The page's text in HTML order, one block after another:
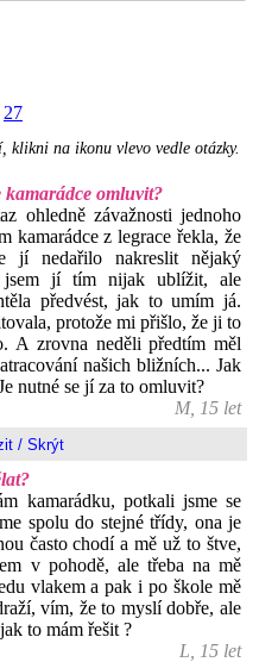
27
klikni na ikonu vlevo vedle otázky.
kamarádce omluvit?
ohledně závažnosti jednoho
kamarádce z legrace řekla, že
jí nedařilo nakreslit nějaký
jsem jí tím nijak ublížit, ale
předvést, jak to umím já.
protože mi přišlo, že ji to
A zrovna neděli předtím měl
našich bližních... Jak
nutné se jí za to omluvit?
M, 15 let
kamarádku, potkali jsme se
spolu do stejné třídy, ona je
často chodí a mě už to štve,
v pohodě, ale třeba na mě
vlakem a pak i po škole mě
vím, že to myslí dobře, ale
to mám řešit ?
L, 15 let